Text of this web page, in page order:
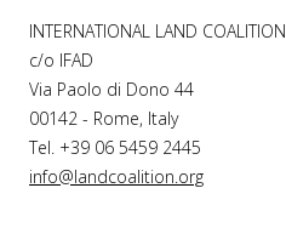
INTERNATIONAL LAND COALITION
c/o IFAD
Via Paolo di Dono 44
00142 - Rome, Italy
Tel. +39 06 5459 2445
info@landcoalition.org